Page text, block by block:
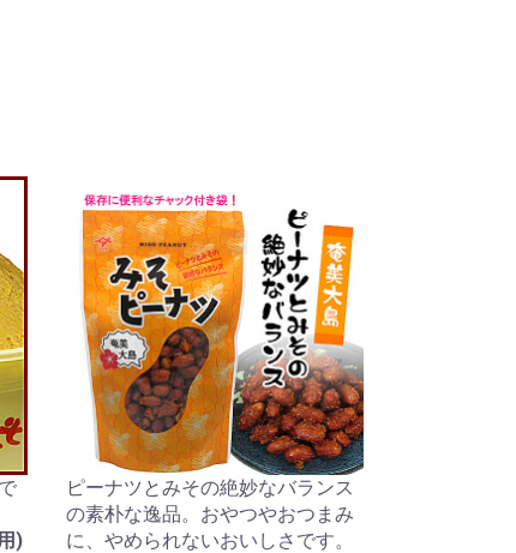
)
ピーナツとみその絶妙なバランス
の素朴な逸品。おやつやおつまみ
に、やめられないおいしさです。